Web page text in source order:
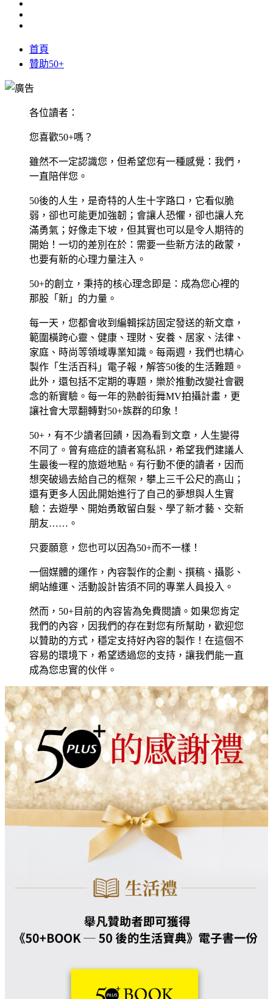
首頁
贊助50+
各位讀者：
您喜歡50+嗎？
雖然不一定認識您，但希望您有一種感覺：我們，
一直陪伴您。
50後的人生，是奇特的人生十字路口，它看似脆
弱，卻也可能更加強韌；會讓人恐懼，卻也讓人充
滿勇氣；好像走下坡，但其實也可以是令人期待的
開始！一切的差別在於：需要一些新方法的啟蒙，
也要有新的心理力量注入。
50+的創立，秉持的核心理念即是：成為您心裡的
那股「新」的力量。
每一天，您都會收到編輯採訪固定發送的新文章，
範圍橫跨心靈、健康、理財、安養、居家、法律、
家庭、時尚等領域專業知識。每兩週，我們也精心
製作「生活百科」電子報，解答50後的生活難題。
此外，還包括不定期的專題，樂於推動改變社會觀
念的新實驗。每一年的熟齡街舞MV拍攝計畫，更
讓社會大眾翻轉對50+族群的印象！
50+，有不少讀者回饋，因為看到文章，人生變得
不同了。曾有癌症的讀者寫私訊，希望我們建議人
生最後一程的旅遊地點。有行動不便的讀者，因而
想突破過去給自己的框架，攀上三千公尺的高山；
還有更多人因此開始進行了自己的夢想與人生實
驗：去遊學、開始勇敢留白髮、學了新才藝、交新
朋友……。
只要願意，您也可以因為50+而不一樣！
一個媒體的運作，內容製作的企劃、撰稿、攝影、
網站維運、活動設計皆須不同的專業人員投入。
然而，50+目前的內容皆為免費閱讀。如果您肯定
我們的內容，因我們的存在對您有所幫助，歡迎您
以贊助的方式，穩定支持好內容的製作！在這個不
容易的環境下，希望透過您的支持，讓我們能一直
成為您忠實的伙伴。